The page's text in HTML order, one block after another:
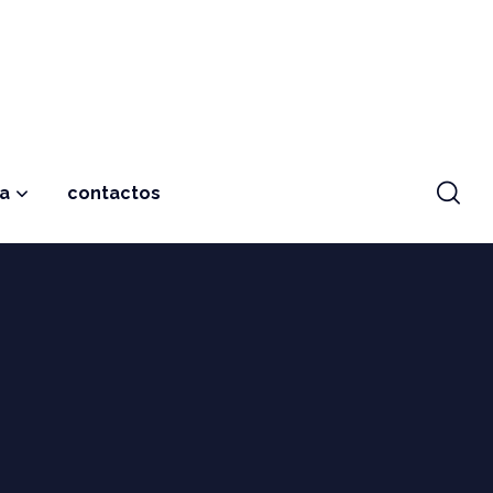
contactos